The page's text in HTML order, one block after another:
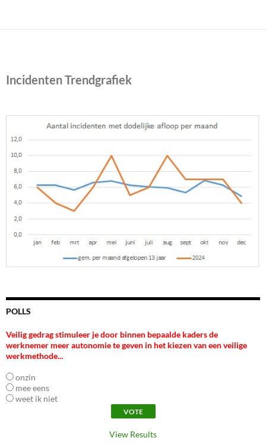
Incidenten Trendgrafiek
POLLS
Veilig gedrag stimuleer je door binnen bepaalde kaders de
werknemer meer autonomie te geven in het kiezen van een veilige
werkmethode...
onzin
mee eens
weet ik niet
View Results